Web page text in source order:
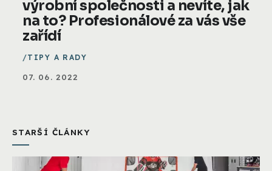
výrobní společnosti a nevíte, jak
na to? Profesionálové za vás vše
zařídí
TIPY A RADY
07. 06. 2022
STARŠÍ ČLÁNKY